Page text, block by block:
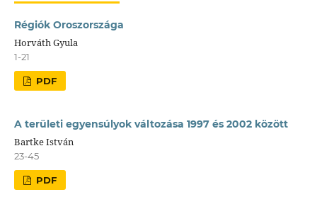
Régiók Oroszországa
Horváth Gyula
1-21
PDF
A területi egyensúlyok változása 1997 és 2002 között
Bartke István
23-45
PDF